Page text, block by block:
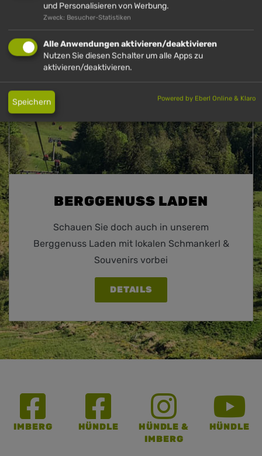
BERGGENUSS LADEN
Schauen Sie doch auch in unserem
Berggenuss Laden mit lokalen Schmankerl &
Souvenirs vorbei
DETAILS
HÜNDLE
IMBERG HÜNDLE
HÜNDLE &
IMBERG
HÜNDLE
und Personalisieren von Werbung.
Zweck: Besucher-Statistiken
Alle Anwendungen aktivieren/deaktivieren
Nutzen Sie diesen Schalter um alle Apps zu
aktivieren/deaktivieren.
Speichern Powered by Eberl Online & Klaro